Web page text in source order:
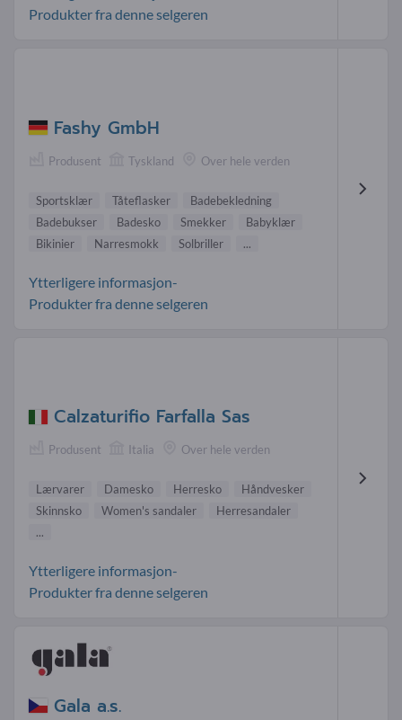
Produkter fra denne selgeren
Fashy GmbH
Produsent Tyskland Over hele verden
Sportsklær Tåteflasker
Badebekledning
Badebukser
Badesko Smekker
Babyklær
Bikinier
Narresmokk Solbriller ...
Ytterligere informasjon-
Produkter fra denne selgeren
Calzaturifio Farfalla Sas
Produsent Italia Over hele verden
Lærvarer Damesko Herresko
Håndvesker
Skinnsko
Women's sandaler
Herresandaler
...
Ytterligere informasjon-
Produkter fra denne selgeren
Gala a.s.